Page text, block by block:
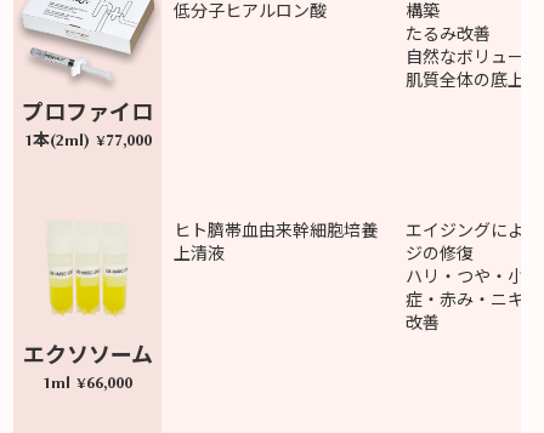
プロファイロ
1本(2ml) ¥77,000
エクソソーム
1ml ¥66,000
低分子ヒアルロン酸
ヒト臍帯血由来幹細胞培養
上清液
構築
たるみ改善
自然なボリュー
肌質全体の底上げ
エイジングによ
ジの修復
ハリ・つや・小
症・赤み・ニキ
改善